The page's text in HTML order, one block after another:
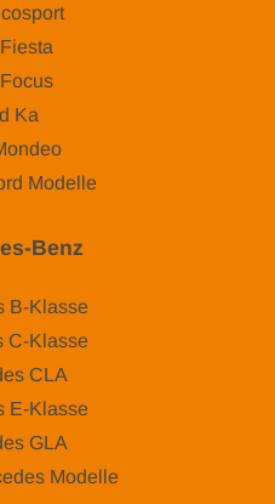
Ka
Modelle
Benz
B-Klasse
C-Klasse
CLA
E-Klasse
GLA
Modelle